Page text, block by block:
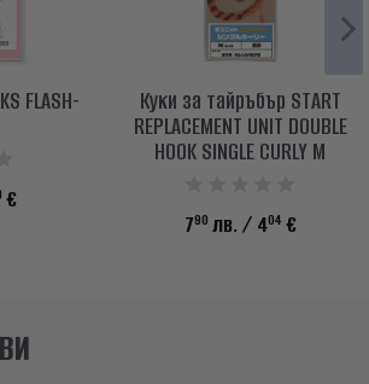
FLASH-
€
Куки за тайръбър START
REPLACEMENT UNIT DOUBLE
HOOK SINGLE CURLY M
790 лв. / 404 €